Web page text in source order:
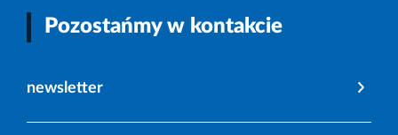
Pozostańmy w kontakcie
newsletter